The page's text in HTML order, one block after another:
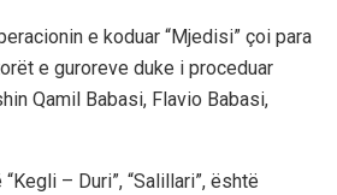
e koduar “Mjedisi” çoi para
e guroreve duke i proceduar
Qamil Babasi, Flavio Babasi,
– Duri”, “Salillari”, është